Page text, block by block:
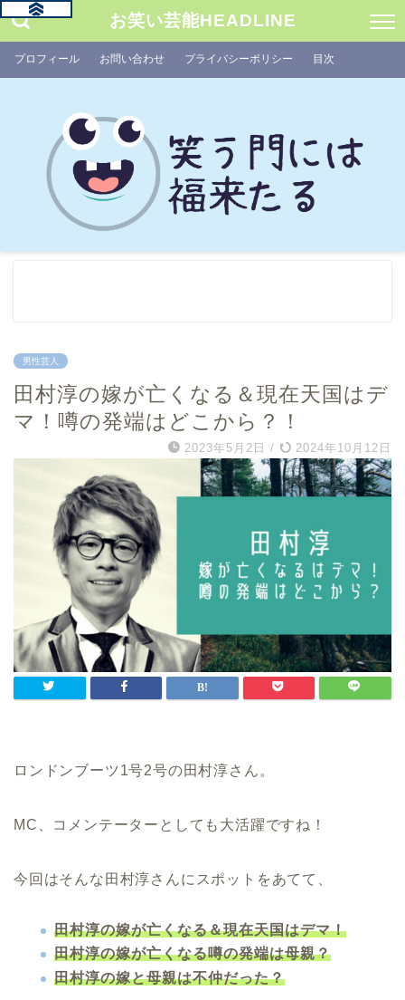
お笑い芸能HEADLINE
プロフィール お問い合わせ プライバシーポリシー 目次
男性芸人
田村淳の嫁が亡くなる＆現在天国はデ
マ！噂の発端はどこから？！
2023年5月2日 / 2024年10月12日
ロンドンブーツ1号2号の田村淳さん。
MC、コメンテーターとしても大活躍ですね！
今回はそんな田村淳さんにスポットをあてて、
田村淳の嫁が亡くなる＆現在天国はデマ！
田村淳の嫁が亡くなる噂の発端は母親？
田村淳の嫁と母親は不仲だった？